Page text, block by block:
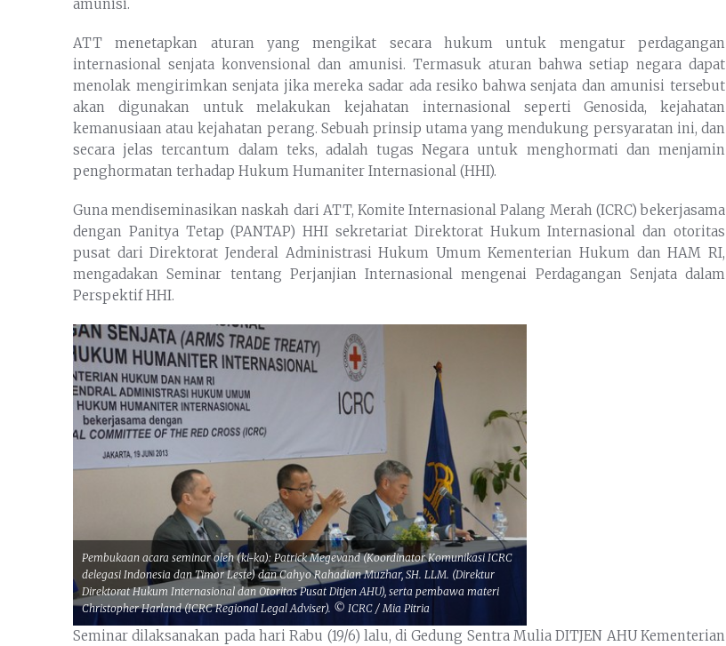
amunisi.
ATT menetapkan aturan yang mengikat secara hukum untuk mengatur perdagangan
internasional senjata konvensional dan amunisi. Termasuk aturan bahwa setiap negara dapat
menolak mengirimkan senjata jika mereka sadar ada resiko bahwa senjata dan amunisi tersebut
akan digunakan untuk melakukan kejahatan internasional seperti Genosida, kejahatan
kemanusiaan atau kejahatan perang. Sebuah prinsip utama yang mendukung persyaratan ini, dan
secara jelas tercantum dalam teks, adalah tugas Negara untuk menghormati dan menjamin
penghormatan terhadap Hukum Humaniter Internasional (HHI).
Guna mendiseminasikan naskah dari ATT, Komite Internasional Palang Merah (ICRC) bekerjasama
dengan Panitya Tetap (PANTAP) HHI sekretariat Direktorat Hukum Internasional dan otoritas
pusat dari Direktorat Jenderal Administrasi Hukum Umum Kementerian Hukum dan HAM RI,
mengadakan Seminar tentang Perjanjian Internasional mengenai Perdagangan Senjata dalam
Perspektif HHI.
Pembukaan acara seminar oleh (ki-ka): Patrick Megevand (Koordinator Komunikasi ICRC
delegasi Indonesia dan Timor Leste) dan Cahyo Rahadian Muzhar, SH. LLM. (Direktur
Direktorat Hukum Internasional dan Otoritas Pusat Ditjen AHU), serta pembawa materi
Christopher Harland (ICRC Regional Legal Adviser). © ICRC / Mia Pitria
Seminar dilaksanakan pada hari Rabu (19/6) lalu, di Gedung Sentra Mulia DITJEN AHU Kementerian